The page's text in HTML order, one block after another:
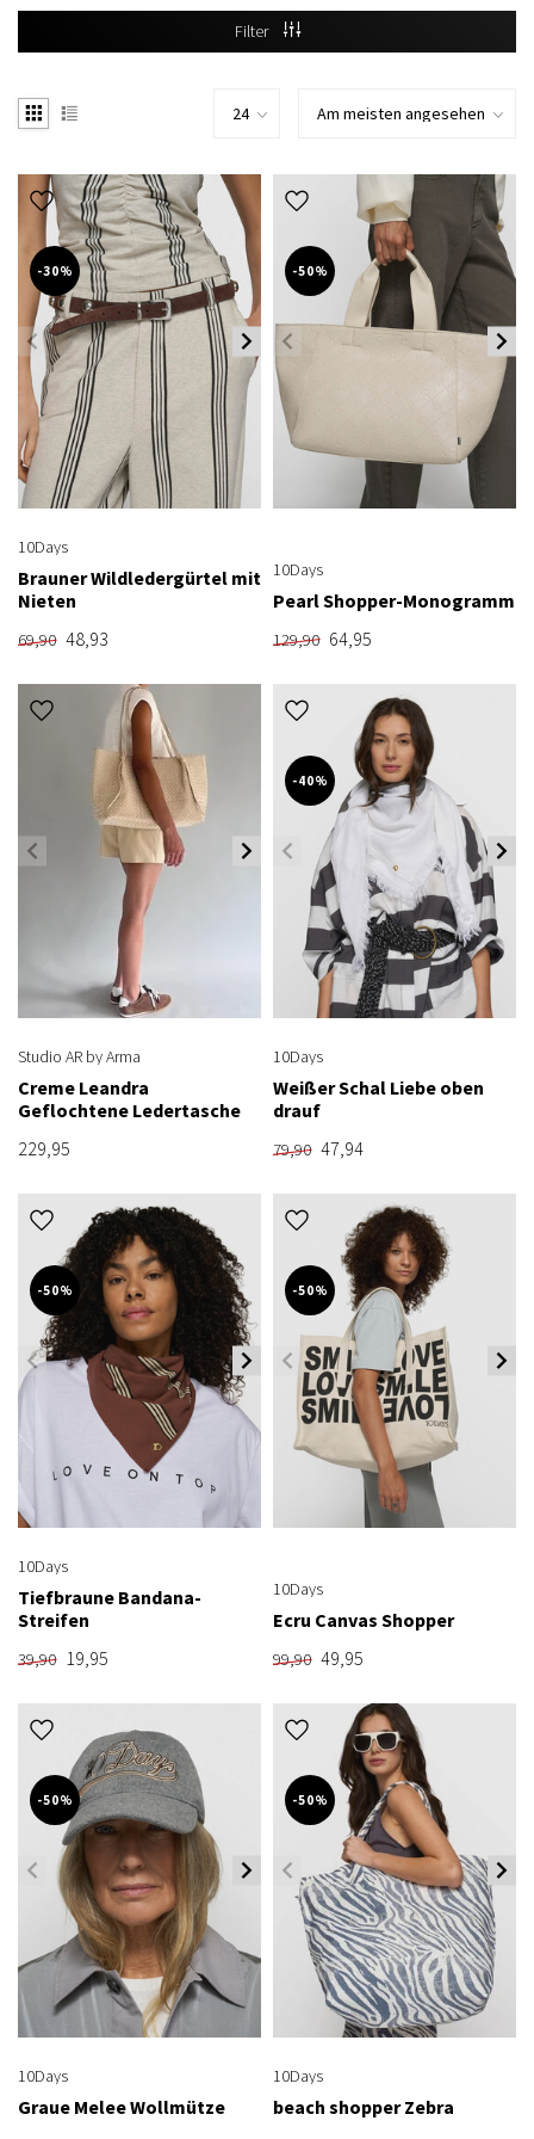
Filter
-30%
10Days
Brauner Wildledergürtel mit
Nieten
69,90 48,93
-50%
10Days
Pearl Shopper-Monogramm
129,90 64,95
Studio AR by Arma
Creme Leandra
Geflochtene Ledertasche
229,95
-40%
10Days
Weißer Schal Liebe oben
drauf
79,90 47,94
-50%
10Days
Tiefbraune Bandana-
Streifen
39,90 19,95
-50%
10Days
Ecru Canvas Shopper
99,90 49,95
-50%
10Days
Graue Melee Wollmütze
-50%
10Days
beach shopper Zebra